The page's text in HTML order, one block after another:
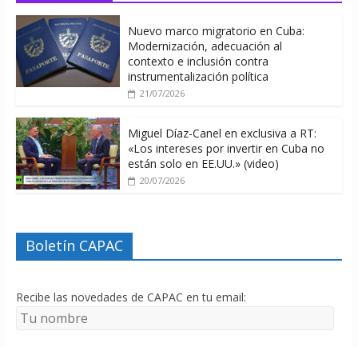
Nuevo marco migratorio en Cuba:
Modernización, adecuación al
contexto e inclusión contra
instrumentalización política
21/07/2026
Miguel Díaz-Canel en exclusiva a RT:
«Los intereses por invertir en Cuba no
están solo en EE.UU.» (video)
20/07/2026
Boletín CAPAC
Recibe las novedades de CAPAC en tu email: